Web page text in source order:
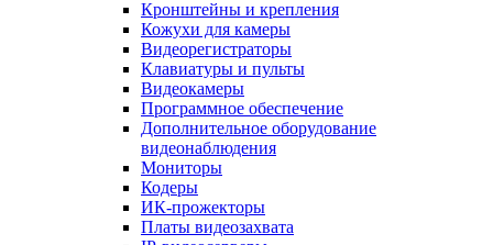
Кронштейны и крепления
Кожухи для камеры
Видеорегистраторы
Клавиатуры и пульты
Видеокамеры
Программное обеспечение
Дополнительное оборудование
видеонаблюдения
Мониторы
Кодеры
ИК-прожекторы
Платы видеозахвата